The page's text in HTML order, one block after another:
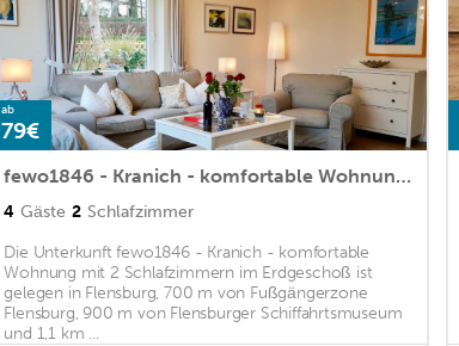
ab
79€
fewo1846 - Kranich - komfortable Wohnung mit 2 Schlafzimmern im Erdgeschoß
4 Gäste 2 Schlafzimmer
Die Unterkunft fewo1846 - Kranich - komfortable
Wohnung mit 2 Schlafzimmern im Erdgeschoß ist
gelegen in Flensburg, 700 m von Fußgängerzone
Flensburg, 900 m von Flensburger Schiffahrtsmuseum
und 1,1 km ...